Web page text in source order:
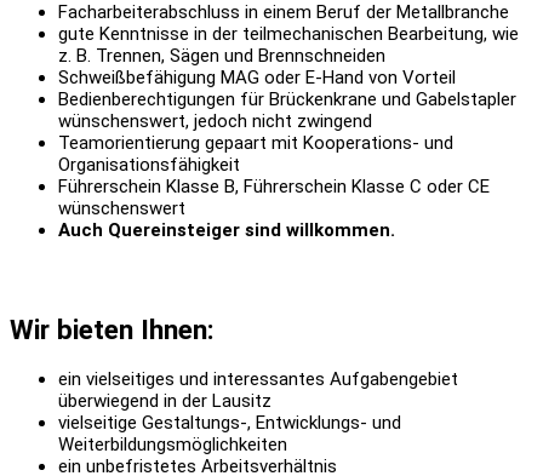
Facharbeiterabschluss in einem Beruf der Metallbranche
gute Kenntnisse in der teilmechanischen Bearbeitung, wie
z. B. Trennen, Sägen und Brennschneiden
Schweißbefähigung MAG oder E-Hand von Vorteil
Bedienberechtigungen für Brückenkrane und Gabelstapler
wünschenswert, jedoch nicht zwingend
Teamorientierung gepaart mit Kooperations- und
Organisationsfähigkeit
Führerschein Klasse B, Führerschein Klasse C oder CE
wünschenswert
Auch Quereinsteiger sind willkommen.
Wir bieten Ihnen:
ein vielseitiges und interessantes Aufgabengebiet
überwiegend in der Lausitz
vielseitige Gestaltungs-, Entwicklungs- und
Weiterbildungsmöglichkeiten
ein unbefristetes Arbeitsverhältnis